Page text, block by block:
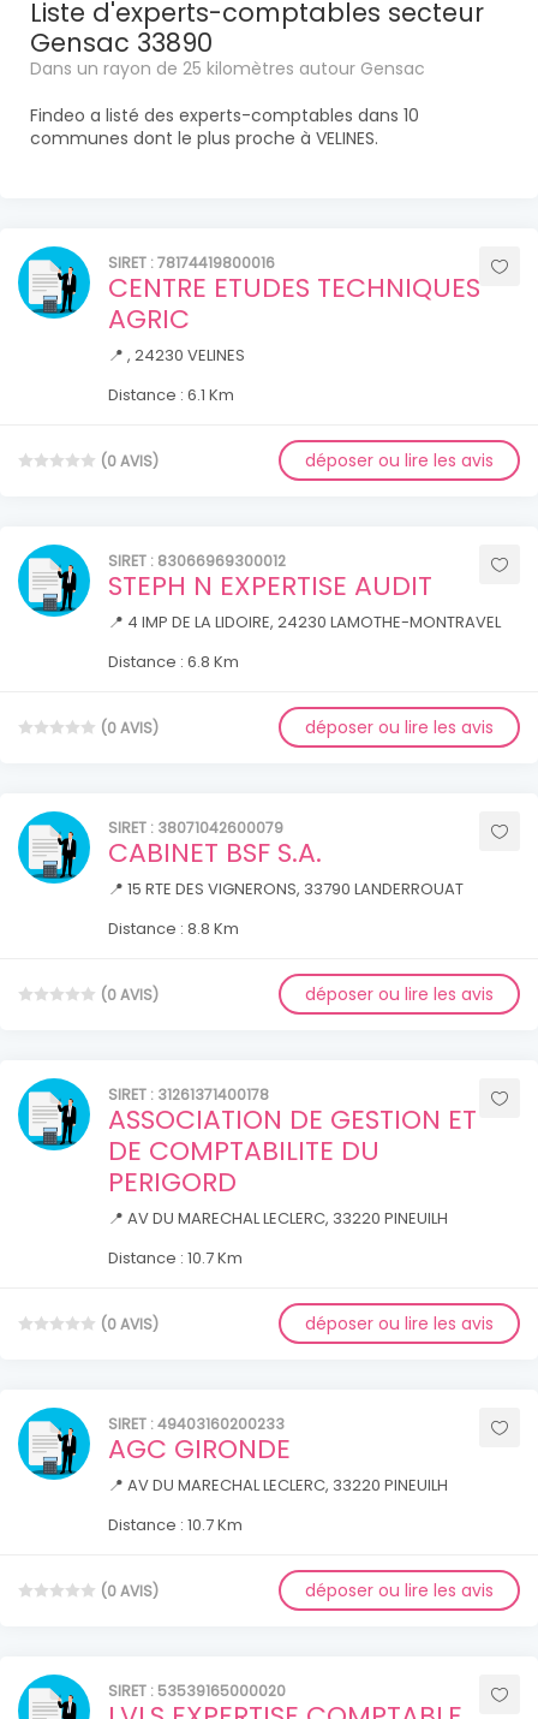
Liste d'experts-comptables secteur
Gensac 33890
Dans un rayon de 25 kilomètres autour Gensac
Findeo a listé des experts-comptables dans 10
communes dont le plus proche à VELINES.
SIRET : 78174419800016
CENTRE ETUDES TECHNIQUES
AGRIC
📍 , 24230 VELINES
Distance : 6.1 Km
(0 AVIS) déposer ou lire les avis
SIRET : 83066969300012
STEPH N EXPERTISE AUDIT
📍 4 IMP DE LA LIDOIRE, 24230 LAMOTHE-MONTRAVEL
Distance : 6.8 Km
(0 AVIS) déposer ou lire les avis
SIRET : 38071042600079
CABINET BSF S.A.
📍 15 RTE DES VIGNERONS, 33790 LANDERROUAT
Distance : 8.8 Km
(0 AVIS) déposer ou lire les avis
SIRET : 31261371400178
ASSOCIATION DE GESTION ET
DE COMPTABILITE DU
PERIGORD
📍 AV DU MARECHAL LECLERC, 33220 PINEUILH
Distance : 10.7 Km
(0 AVIS) déposer ou lire les avis
SIRET : 49403160200233
AGC GIRONDE
📍 AV DU MARECHAL LECLERC, 33220 PINEUILH
Distance : 10.7 Km
(0 AVIS) déposer ou lire les avis
SIRET : 53539165000020